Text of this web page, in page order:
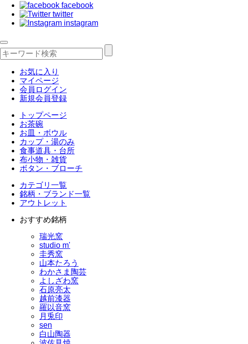
facebook
twitter
instagram
お気に入り
マイページ
会員ログイン
新規会員登録
トップページ
お茶碗
お皿・ボウル
カップ・湯のみ
食事道具・台所
布小物・雑貨
ボタン・ブローチ
カテゴリ一覧
銘柄・ブランド一覧
アウトレット
おすすめ銘柄
瑞光窯
studio m'
圭秀窯
山本たろう
わかさま陶芸
よしざわ窯
石原亮太
越前漆器
羅以音窯
月兎印
sen
白山陶器